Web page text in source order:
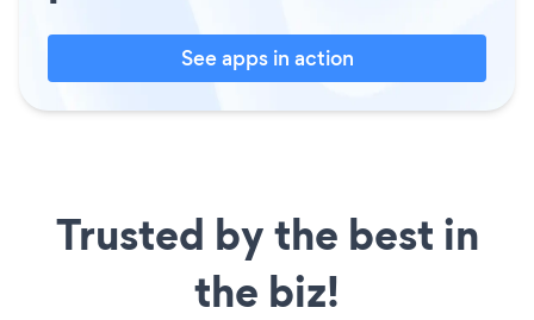
See apps in action
Trusted by the best in
the biz!